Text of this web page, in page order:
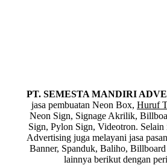
PT. SEMESTA MANDIRI
jasa pembuatan Neon Box, Huruf
Neon Sign, Signage Akrilik,
Sign, Pylon Sign, Videotron. Selain
Advertising juga melayani jasa
Banner, Spanduk, Baliho,
lainnya berikut dengan